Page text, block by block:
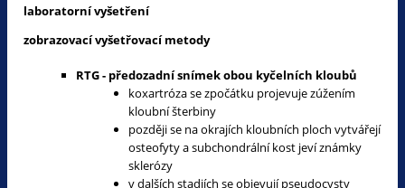
laboratorní vyšetření
zobrazovací vyšetřovací metody
RTG- předozadní snímek obou kyčelních kloubů
koxartróza se zpočátku projevuje zúžením
kloubní šterbiny
později se na okrajích kloubních ploch vytvářejí
osteofyty a subchondrální kost jeví známky
sklerózy
v dalších stadiích se objevují pseudocysty